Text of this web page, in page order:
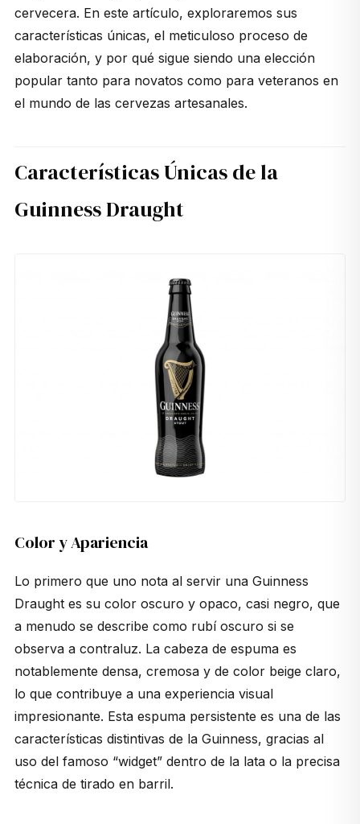
cervecera. En este artículo, exploraremos sus
características únicas, el meticuloso proceso de
elaboración, y por qué sigue siendo una elección
popular tanto para novatos como para veteranos en
el mundo de las cervezas artesanales.
Características Únicas de la
Guinness Draught
Color y Apariencia
Lo primero que uno nota al servir una Guinness
Draught es su color oscuro y opaco, casi negro, que
a menudo se describe como rubí oscuro si se
observa a contraluz. La cabeza de espuma es
notablemente densa, cremosa y de color beige claro,
lo que contribuye a una experiencia visual
impresionante. Esta espuma persistente es una de las
características distintivas de la Guinness, gracias al
uso del famoso “widget” dentro de la lata o la precisa
técnica de tirado en barril.